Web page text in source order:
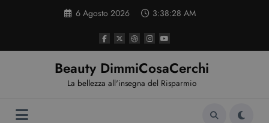
6 Agosto 2026 3:38:29 AM
Beauty DimmiCosaCerchi
La bellezza all'insegna del Risparmio